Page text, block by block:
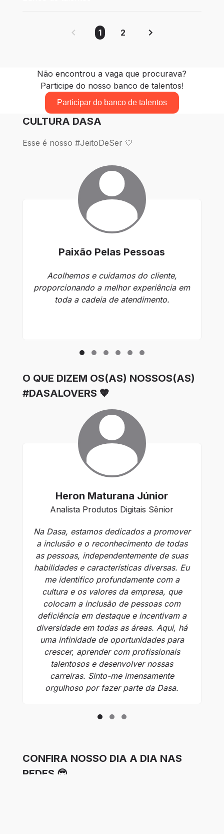
1 2
Não encontrou a vaga que procurava?
Participe do nosso banco de talentos!
Participar do banco de talentos
CULTURA DASA
Esse é nosso #JeitoDeSer 💙
Paixão Pelas Pessoas
Acolhemos e cuidamos do cliente,
proporcionando a melhor experiência em
toda a cadeia de atendimento.
O QUE DIZEM OS(AS) NOSSOS(AS)
#DASALOVERS 🧡
Heron Maturana Júnior
Analista Produtos Digitais Sênior
Na Dasa, estamos dedicados a promover
a inclusão e o reconhecimento de todas
as pessoas, independentemente de suas
habilidades e características diversas. Eu
me identifico profundamente com a
cultura e os valores da empresa, que
colocam a inclusão de pessoas com
deficiência em destaque e incentivam a
diversidade em todas as áreas. Aqui, há
uma infinidade de oportunidades para
crescer, aprender com profissionais
talentosos e desenvolver nossas
carreiras. Sinto-me imensamente
orgulhoso por fazer parte da Dasa.
CONFIRA NOSSO DIA A DIA NAS
REDES 😎